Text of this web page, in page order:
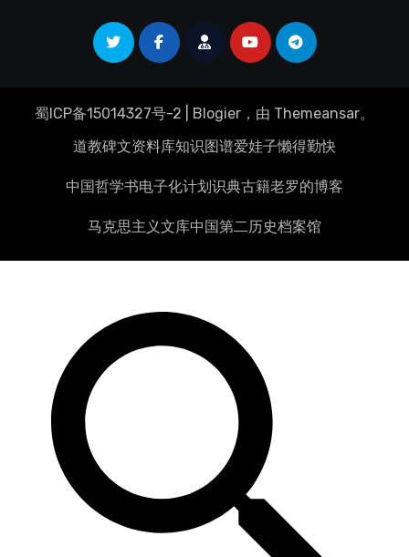
蜀ICP备15014327号-2 Blogier ，由 Themeansar。
道教碑文资料库知识图谱爱娃子懒得勤快
中国哲学书电子化计划识典古籍老罗的博客
马克思主义文库中国第二历史档案馆